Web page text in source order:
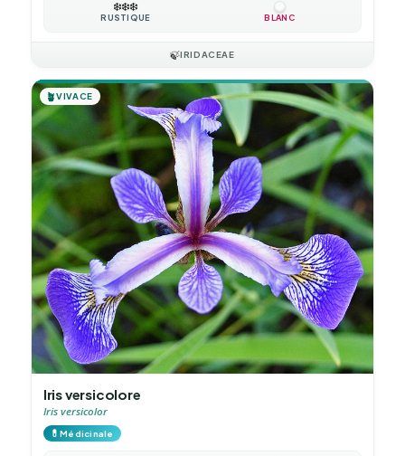
❄️❄️❄️
RUSTIQUE BLANC
🍃IRIDACEAE
🪴VIVACE
Iris versicolore
Iris versicolor
💊Médicinale